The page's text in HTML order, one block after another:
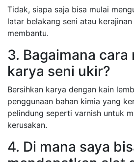
Tidak, siapa saja bisa mulai
latar belakang seni atau
membantu.
3. Bagaimana cara
karya seni ukir?
Bersihkan karya dengan kain
penggunaan bahan kimia yang
pelindung seperti varnish untuk
kerusakan.
4. Di mana saya